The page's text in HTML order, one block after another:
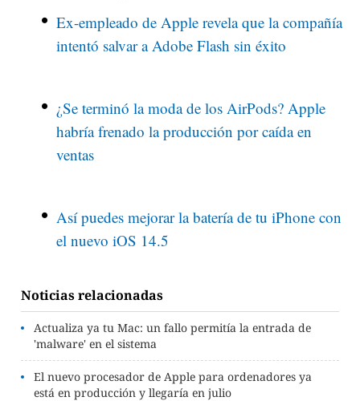
Ex-empleado de Apple revela que la compañía
intentó salvar a Adobe Flash sin éxito
¿Se terminó la moda de los AirPods? Apple
habría frenado la producción por caída en
ventas
Así puedes mejorar la batería de tu iPhone con
el nuevo iOS 14.5
Noticias relacionadas
Actualiza ya tu Mac: un fallo permitía la entrada de
'malware' en el sistema
El nuevo procesador de Apple para ordenadores ya
está en producción y llegaría en julio